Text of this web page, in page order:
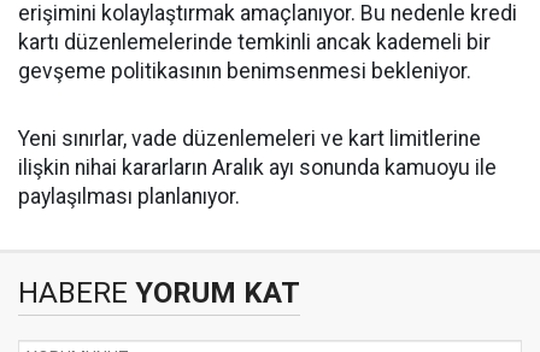
erişimini kolaylaştırmak amaçlanıyor. Bu nedenle kredi
kartı düzenlemelerinde temkinli ancak kademeli bir
gevşeme politikasının benimsenmesi bekleniyor.
Yeni sınırlar, vade düzenlemeleri ve kart limitlerine
ilişkin nihai kararların Aralık ayı sonunda kamuoyu ile
paylaşılması planlanıyor.
HABERE YORUM KAT